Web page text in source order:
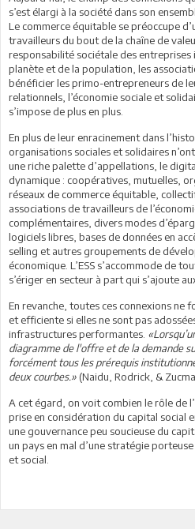
s’est élargi à la société dans son
Le commerce équitable se préoccupe
travailleurs du bout de la chaîne de
responsabilité sociétale des entreprises
planète et de la population, les
bénéficier les primo-entrepreneurs de
relationnels, l’économie sociale et
s’impose de plus en plus.
En plus de leur enracinement dans
organisations sociales et solidaires
une riche palette d’appellations, le
dynamique : coopératives, mutuelles,
réseaux de commerce équitable,
associations de travailleurs de
complémentaires, divers modes
logiciels libres, bases de données en
selling et autres groupements de
économique. L’ESS s’accommode de
s’ériger en secteur à part qui s’ajoute
En revanche, toutes ces connexions ne
et efficiente si elles ne sont pas
infrastructures performantes.
diagramme de l'offre et de la demande
forcément tous les prérequis
deux courbes.» (Naidu, Rodrick, &
A cet égard, on voit combien le rôle de
prise en considération du capital social
une gouvernance peu soucieuse du
un pays en mal d’une stratégie
et social.